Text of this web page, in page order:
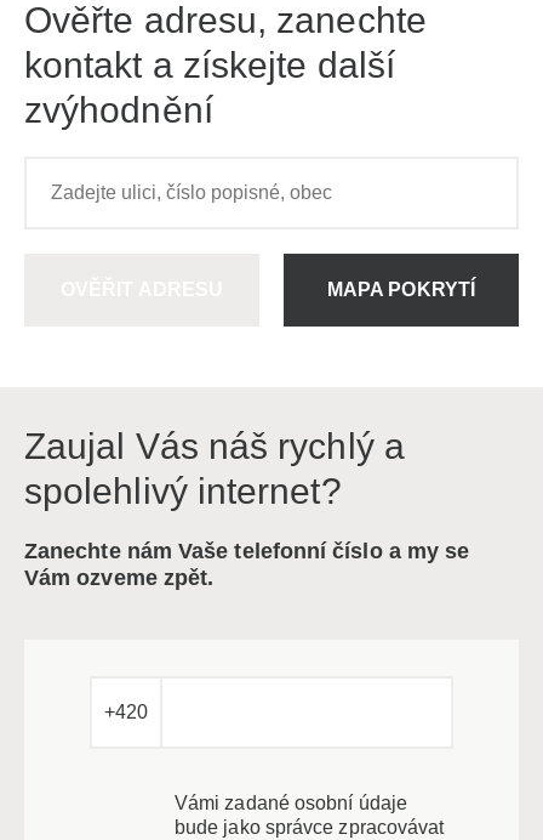
Ověřte adresu, zanechte
kontakt a získejte další
zvýhodnění
MAPA POKRYTÍ
Zaujal Vás náš rychlý a
spolehlivý internet?
Zanechte nám Vaše telefonní číslo a my se
Vám ozveme zpět.
+420
Vámi zadané osobní údaje
bude jako správce zpracovávat